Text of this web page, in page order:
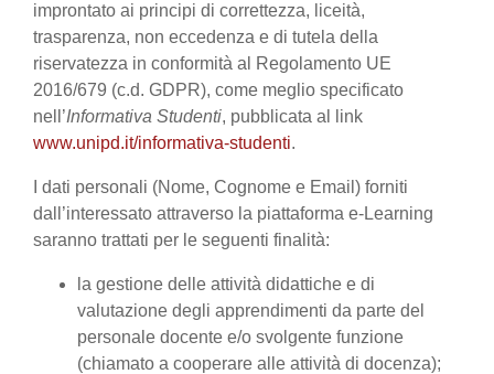
improntato ai principi di correttezza, liceità,
trasparenza, non eccedenza e di tutela della
riservatezza in conformità al Regolamento UE
2016/679 (c.d. GDPR), come meglio specificato
nell’Informativa Studenti, pubblicata al link
www.unipd.it/informativa-studenti.
I dati personali (Nome, Cognome e Email) forniti
dall’interessato attraverso la piattaforma e-Learning
saranno trattati per le seguenti finalità:
la gestione delle attività didattiche e di
valutazione degli apprendimenti da parte del
personale docente e/o svolgente funzione
(chiamato a cooperare alle attività di docenza);